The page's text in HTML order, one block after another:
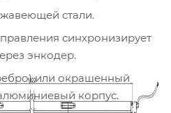
стали.
синхронизирует
энкодер.
или окрашенный
корпус.